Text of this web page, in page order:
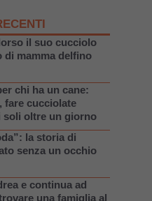
il suo cucciolo
di mamma delfino
chi ha un cane:
fare cucciolate
soli oltre un giorno
la storia di
senza un occhio
e continua ad
una famiglia al